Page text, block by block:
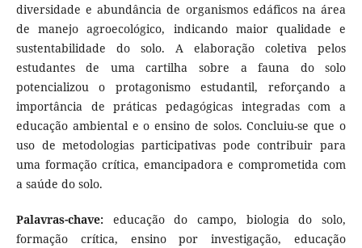
diversidade e abundância de organismos edáficos na área
de manejo agroecológico, indicando maior qualidade e
sustentabilidade do solo. A elaboração coletiva pelos
estudantes de uma cartilha sobre a fauna do solo
potencializou o protagonismo estudantil, reforçando a
importância de práticas pedagógicas integradas com a
educação ambiental e o ensino de solos. Concluiu-se que o
uso de metodologias participativas pode contribuir para
uma formação crítica, emancipadora e comprometida com
a saúde do solo.
Palavras-chave: educação do campo, biologia do solo,
formação crítica, ensino por investigação, educação